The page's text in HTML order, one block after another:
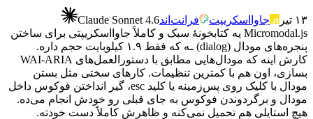
۱۳ تیر جاوااسکریپت فرانت‌اندClaude Sonnet 4.6
Micromodal.js یه کتابخونهٔ سبک و کاملاً جاوااسکریپتی برای ساختن
پنجره‌های مودال (dialog) ـه که فقط ۱.۹ کیلوبایت حجم داره.
کارش اینه که مودال‌هایی مطابق با دستورالعمل‌های WAI-ARIA
بسازی، اون هم با کمترین تنظیمات. کارهای سختی مثل بستن
مودال با کلیک روی پس‌زمینه یا کلید esc، گیر انداختن فوکوس داخل
مودال و برگردوندن فوکوس به جای قبلی رو خودش انجام می‌ده.
هیچ استایلی هم تحمیل نمی‌کنه و ظاهرش کاملاً دست خودته.